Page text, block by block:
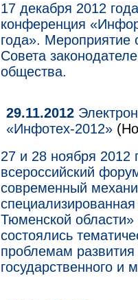
17 декабря 2012
конференция
года». Мероприятие
Совета
общества.
29.11.2012
«Инфотех-2012»
27 и 28 ноября
всероссийский
современный
Тюменской
состоялись
проблемам
государственного и